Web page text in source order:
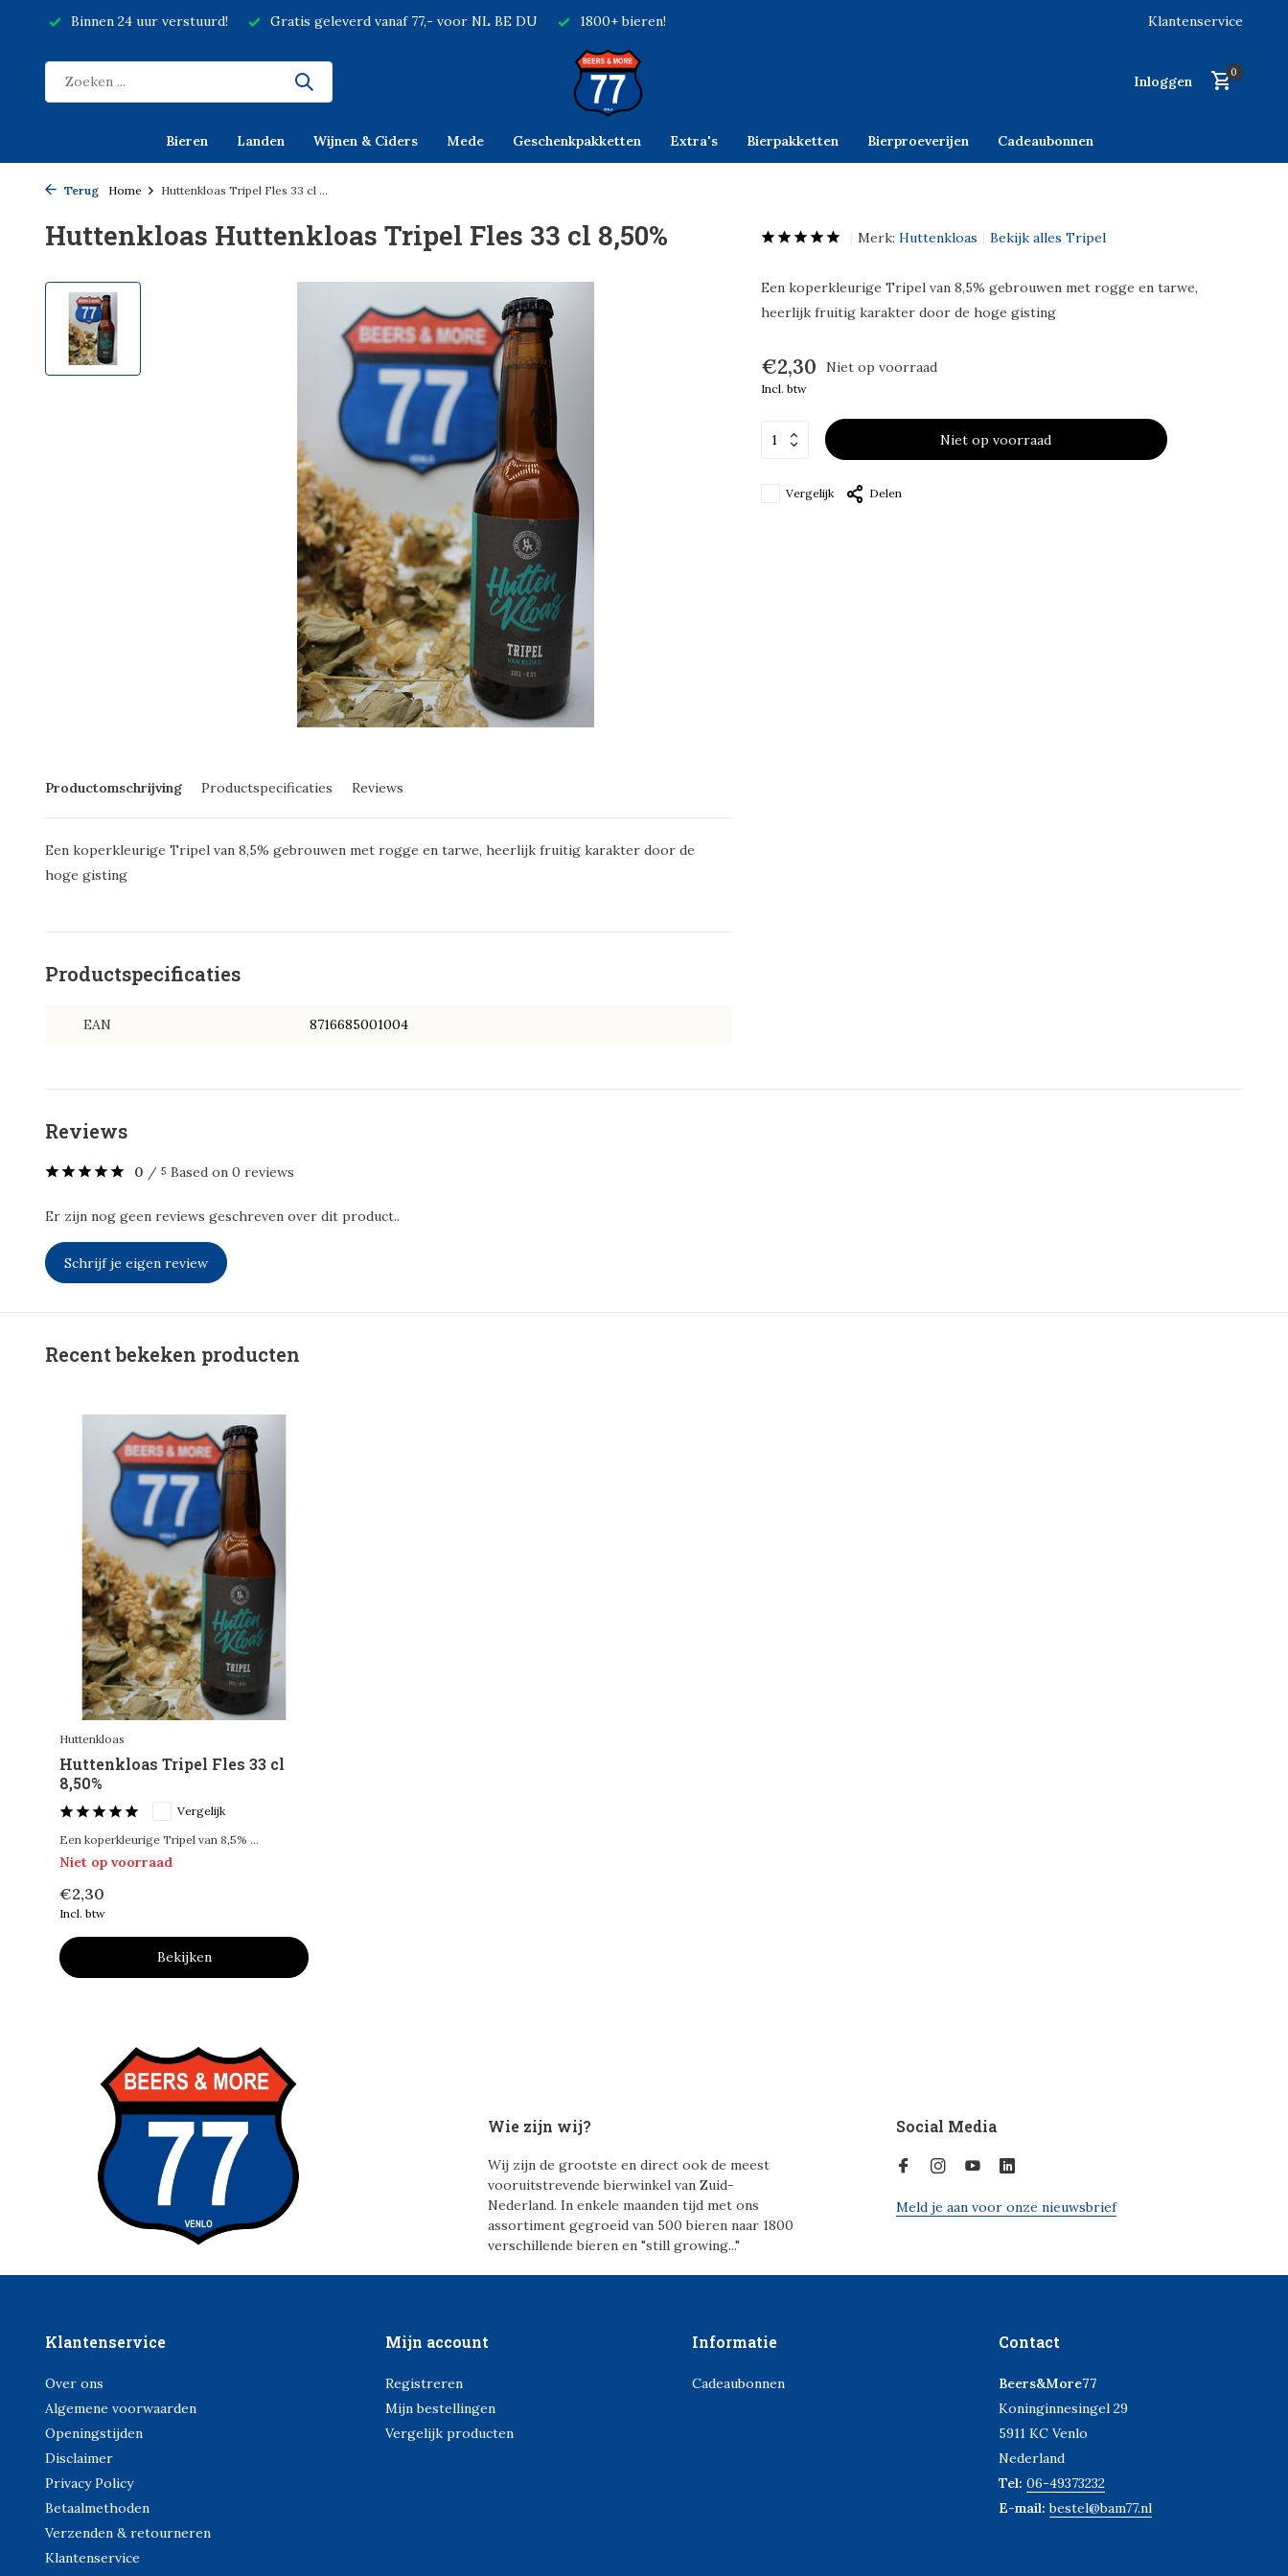
Binnen 24 uur verstuurd! Gratis geleverd vanaf 77,- voor NL BE DU 1800+ bieren! Klantenservice
Inloggen
0
Bieren Landen Wijnen & Ciders Mede Geschenkpakketten Extra's Bierpakketten Bierproeverijen Cadeaubonnen
Terug Home Huttenkloas Tripel Fles 33 cl ...
Huttenkloas Huttenkloas Tripel Fles 33 cl 8,50%
Productomschrijving Productspecificaties Reviews
Een koperkleurige Tripel van 8,5% gebrouwen met rogge en tarwe, heerlijk fruitig karakter door de
hoge gisting
Productspecificaties
EAN 8716685001004
Merk: Huttenkloas Bekijk alles Tripel
Een koperkleurige Tripel van 8,5% gebrouwen met rogge en tarwe,
heerlijk fruitig karakter door de hoge gisting
€2,30 Niet op voorraad
Incl. btw
Niet op voorraad
Vergelijk Delen
Reviews
0 / 5 Based on 0 reviews
Er zijn nog geen reviews geschreven over dit product..
Schrijf je eigen review
Recent bekeken producten
Huttenkloas
Huttenkloas Tripel Fles 33 cl
8,50%
Vergelijk
Een koperkleurige Tripel van 8,5% ...
Niet op voorraad
€2,30
Incl. btw
Bekijken
Wie zijn wij?
Wij zijn de grootste en direct ook de meest
vooruitstrevende bierwinkel van Zuid-
Nederland. In enkele maanden tijd met ons
assortiment gegroeid van 500 bieren naar 1800
verschillende bieren en "still growing..."
Social Media
Meld je aan voor onze nieuwsbrief
Klantenservice
Over ons
Algemene voorwaarden
Openingstijden
Disclaimer
Privacy Policy
Betaalmethoden
Verzenden & retourneren
Klantenservice
Mijn account
Registreren
Mijn bestellingen
Vergelijk producten
Informatie
Cadeaubonnen
Contact
Beers&More77
Koninginnesingel 29
5911 KC Venlo
Nederland
Tel: 06-49373232
E-mail:bestel@bam77.nl